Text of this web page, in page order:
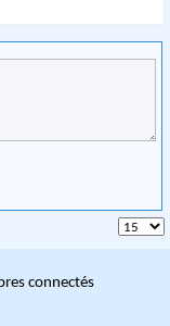
connectés